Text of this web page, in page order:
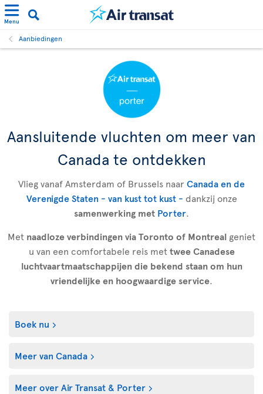
Menu
Aanbiedingen
Aansluitende vluchten om meer van
Canada te ontdekken
Vlieg vanaf Amsterdam of Brussels naarCanada en de
Verenigde Staten - van kust tot kust - dankzij onze
samenwerking met Porter.
Met naadloze verbindingen via Toronto of Montreal geniet
u van een comfortabele reis mettwee Canadese
luchtvaartmaatschappijen die bekend staan om hun
vriendelijke en hoogwaardige service.
Boek nu
Meer van Canada
Meer over Air Transat & Porter